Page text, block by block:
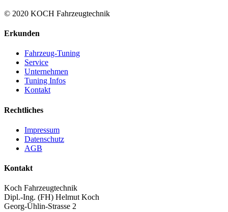
© 2020 KOCH Fahrzeugtechnik
Erkunden
Fahrzeug-Tuning
Service
Unternehmen
Tuning Infos
Kontakt
Rechtliches
Impressum
Datenschutz
AGB
Kontakt
Koch Fahrzeugtechnik
Dipl.-Ing. (FH) Helmut Koch
Georg-Ühlin-Strasse 2